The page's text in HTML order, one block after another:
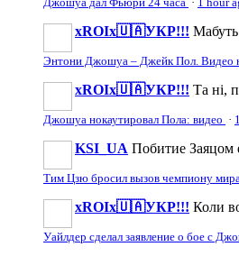
Джошуа дал Фьюри 24 часа · 1 hour
xROIx🇺🇦УКР!!! Мабуть
Энтони Джошуа – Джейк Пол. Видео
xROIx🇺🇦УКР!!! Та ні,
Джошуа нокаутировал Пола: видео ·
KSI_UA Побитие Заяцом
Тим Цзю бросил вызов чемпиону
xROIx🇺🇦УКР!!! Коли
Уайлдер сделал заявление о бое с